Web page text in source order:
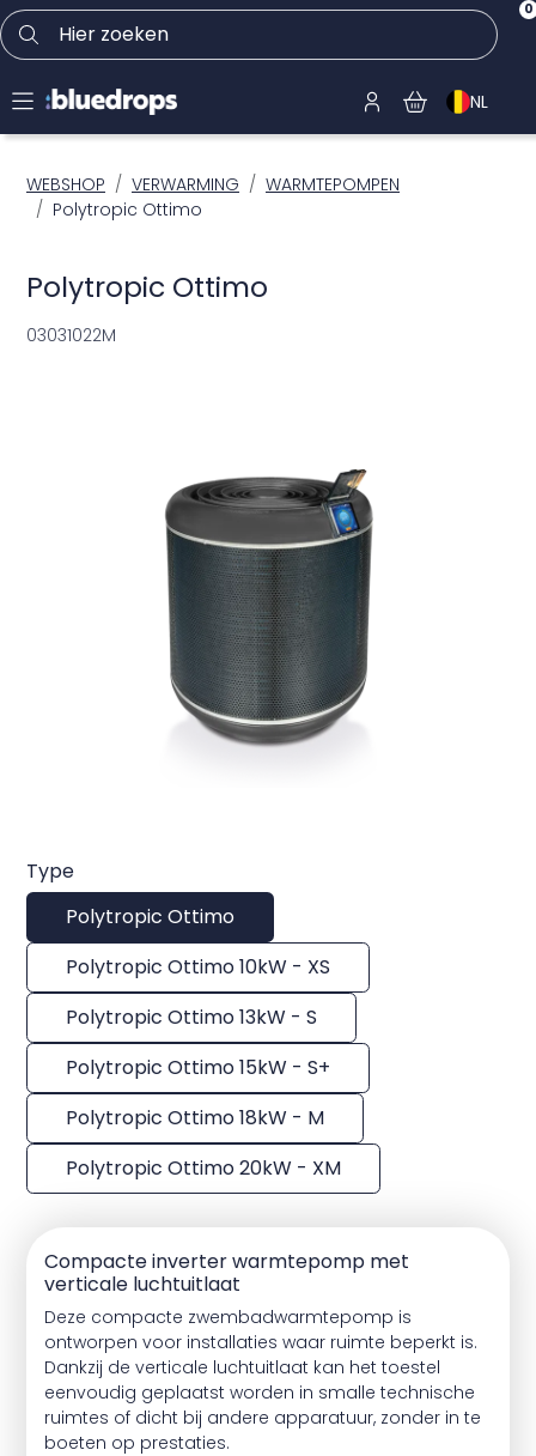
Hier zoeken 0
NL
WEBSHOP VERWARMING
WARMTEPOMPEN
Polytropic Ottimo
Polytropic Ottimo
03031022M
Type
Polytropic Ottimo
Polytropic Ottimo 10kW - XS
Polytropic Ottimo 13kW - S
Polytropic Ottimo 15kW - S+
Polytropic Ottimo 18kW - M
Polytropic Ottimo 20kW - XM
Compacte inverter warmtepomp met
verticale luchtuitlaat
Deze compacte zwembadwarmtepomp is
ontworpen voor installaties waar ruimte beperkt is.
Dankzij de verticale luchtuitlaat kan het toestel
eenvoudig geplaatst worden in smalle technische
ruimtes of dicht bij andere apparatuur, zonder in te
boeten op prestaties.